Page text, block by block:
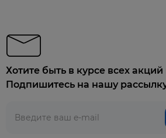
Хотите быть в курсе всех
Подпишитесь на нашу